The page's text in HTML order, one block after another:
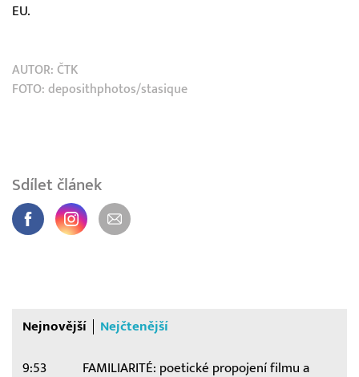
EU.
AUTOR: ČTK
FOTO: deposithphotos/stasique
Sdílet článek
Nejnovější Nejčtenější
9:53
FAMILIARITÉ: poetické propojení filmu a